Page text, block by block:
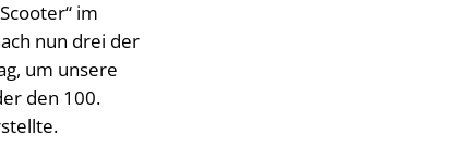
im
nun drei der
um unsere
den 100.